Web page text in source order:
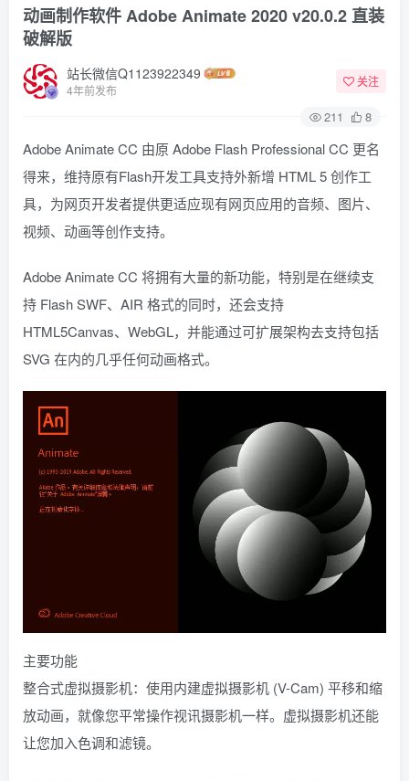
动画制作软件 Adobe Animate 2020 v20.0.2 直装
破解版
站长微信Q1123922349
4年前发布
关注
211 8
Adobe Animate CC 由原 Adobe Flash Professional CC 更名
得来，维持原有Flash开发工具支持外新增 HTML 5 创作工
具，为网页开发者提供更适应现有网页应用的音频、图片、
视频、动画等创作支持。
Adobe Animate CC 将拥有大量的新功能，特别是在继续支
持 Flash SWF、AIR 格式的同时，还会支持
HTML5Canvas、WebGL，并能通过可扩展架构去支持包括
SVG 在内的几乎任何动画格式。
主要功能
整合式虚拟摄影机：使用内建虚拟摄影机 (V-Cam) 平移和缩
放动画，就像您平常操作视讯摄影机一样。虚拟摄影机还能
让您加入色调和滤镜。